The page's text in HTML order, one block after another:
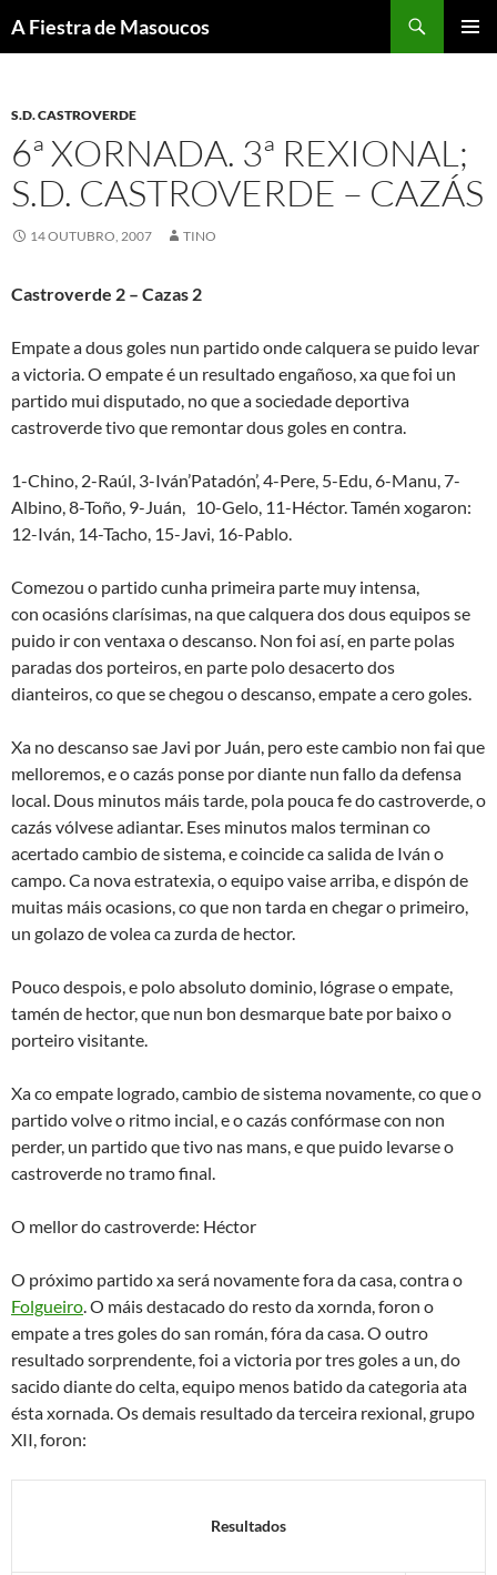
aoA Fiestra de Masoucos
S.D. CASTROVERDE
6ª XORNADA. 3ª REXIONAL;
S.D. CASTROVERDE – CAZÁS
14 OUTUBRO, 2007 TINO
Castroverde 2 – Cazas 2
Empate a dous goles nun partido onde calquera se puido levar
a victoria. O empate é un resultado engañoso, xa que foi un
partido mui disputado, no que a sociedade deportiva
castroverde tivo que remontar dous goles en contra.
1-Chino, 2-Raúl, 3-Iván’Patadón’, 4-Pere, 5-Edu, 6-Manu, 7-
Albino, 8-Toño, 9-Juán, 10-Gelo, 11-Héctor. Tamén xogaron:
12-Iván, 14-Tacho, 15-Javi, 16-Pablo.
Comezou o partido cunha primeira parte muy intensa,
con ocasións clarísimas, na que calquera dos dous equipos se
puido ir con ventaxa o descanso. Non foi así, en parte polas
paradas dos porteiros, en parte polo desacerto dos
dianteiros, co que se chegou o descanso, empate a cero goles.
Xa no descanso sae Javi por Juán, pero este cambio non fai que
melloremos, e o cazás ponse por diante nun fallo da defensa
local. Dous minutos máis tarde, pola pouca fe do castroverde, o
cazás vólvese adiantar. Eses minutos malos terminan co
acertado cambio de sistema, e coincide ca salida de Iván o
campo. Ca nova estratexia, o equipo vaise arriba, e dispón de
muitas máis ocasions, co que non tarda en chegar o primeiro,
un golazo de volea ca zurda de hector.
Pouco despois, e polo absoluto dominio, lógrase o empate,
tamén de hector, que nun bon desmarque bate por baixo o
porteiro visitante.
Xa co empate logrado, cambio de sistema novamente, co que o
partido volve o ritmo incial, e o cazás confórmase con non
perder, un partido que tivo nas mans, e que puido levarse o
castroverde no tramo final.
O mellor do castroverde: Héctor
O próximo partido xa será novamente fora da casa, contra o
Folgueiro. O máis destacado do resto da xornda, foron o
empate a tres goles do san román, fóra da casa. O outro
resultado sorprendente, foi a victoria por tres goles a un, do
sacido diante do celta, equipo menos batido da categoria ata
ésta xornada. Os demais resultado da terceira rexional, grupo
XII, foron:
Resultados